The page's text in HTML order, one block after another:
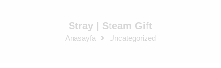
Stray | Steam Gift
Anasayfa Uncategorized